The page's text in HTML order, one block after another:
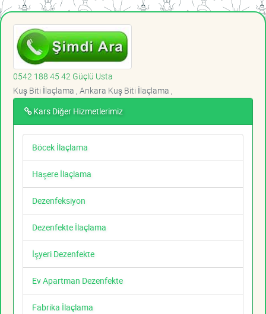
0542 188 45 42 Güçlü Usta
Kuş Biti İlaçlama , Ankara Kuş Biti İlaçlama ,
Kars Diğer Hizmetlerimiz
Böcek İlaçlama
Haşere İlaçlama
Dezenfeksiyon
Dezenfekte İlaçlama
İşyeri Dezenfekte
Ev Apartman Dezenfekte
Fabrika İlaçlama